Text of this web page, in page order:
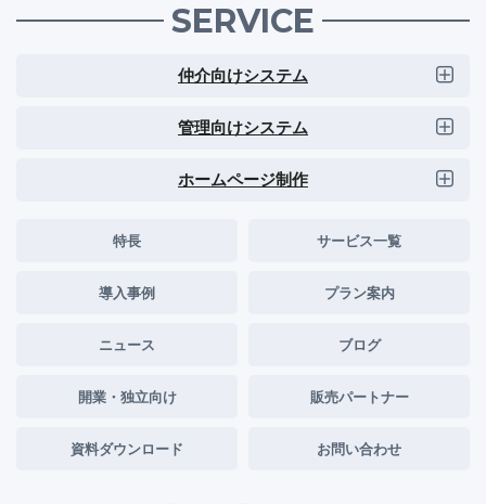
SERVICE
仲介向けシステム
管理向けシステム
ホームページ制作
特長 サービス一覧
導入事例 プラン案内
ニュース ブログ
開業・独立向け 販売パートナー
資料ダウンロード お問い合わせ